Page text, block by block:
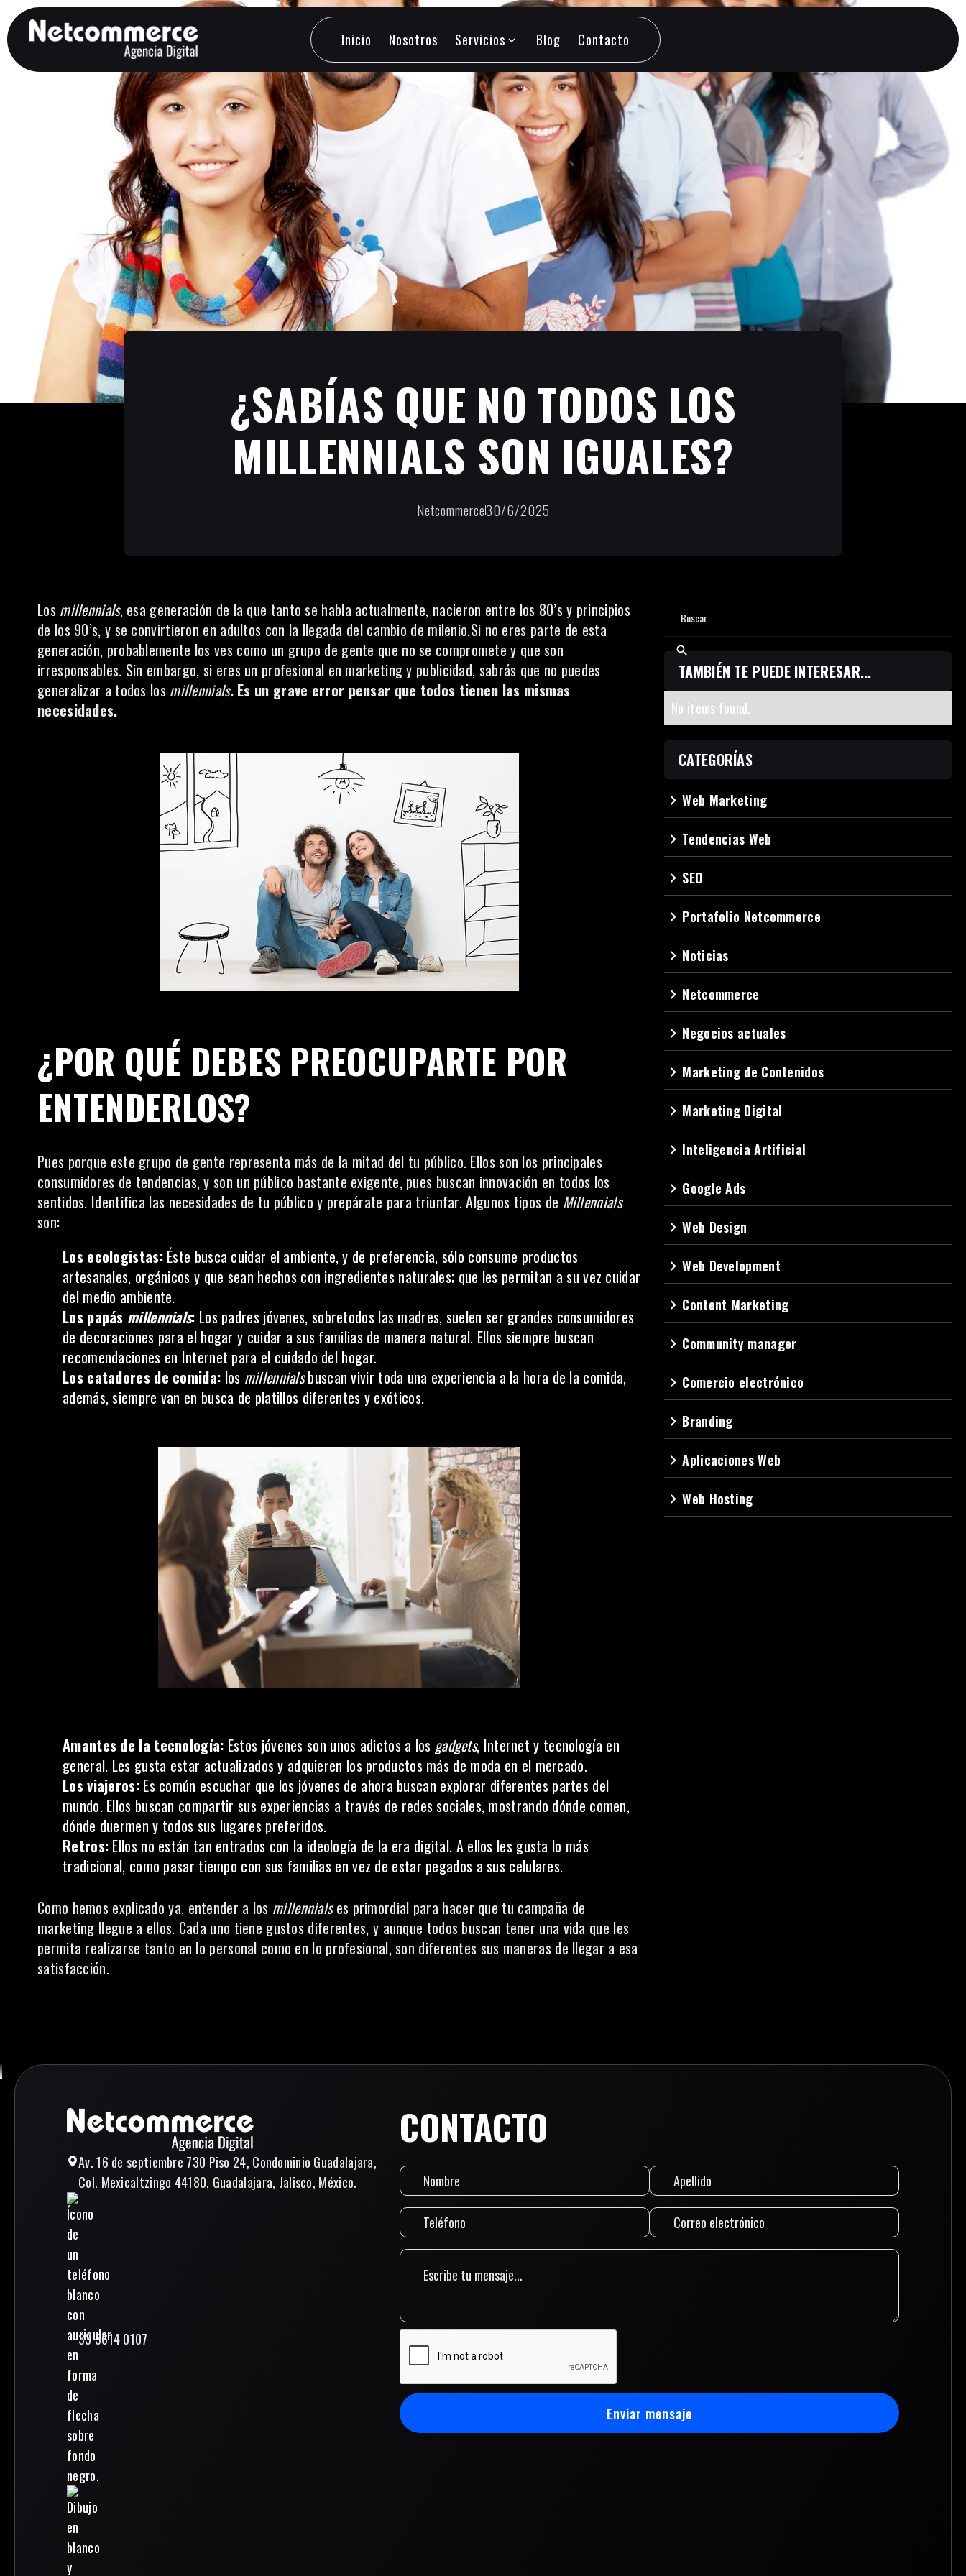
Inicio
Nosotros
Servicios expand_more
Blog
Contacto
¿SABÍAS QUE NO TODOS LOS
MILLENNIALS SON IGUALES?
Netcommerce30/6/2025
Los millennials, esa generación de la que tanto se habla actualmente, nacieron entre los 80’s y principios
de los 90’s, y se convirtieron en adultos con la llegada del cambio de milenio.Si no eres parte de esta
generación, probablemente los ves como un grupo de gente que no se compromete y que son
irresponsables. Sin embargo, si eres un profesional en marketing y publicidad, sabrás que no puedes
generalizar a todos los millennials. Es un grave error pensar que todos tienen las mismas
necesidades.
¿POR QUÉ DEBES PREOCUPARTE POR
ENTENDERLOS?
Pues porque este grupo de gente representa más de la mitad del tu público. Ellos son los principales
consumidores de tendencias, y son un público bastante exigente, pues buscan innovación en todos los
sentidos. Identifica las necesidades de tu público y prepárate para triunfar. Algunos tipos de Millennials
son:
Los ecologistas:Éste busca cuidar el ambiente, y de preferencia, sólo consume productos
artesanales, orgánicos y que sean hechos con ingredientes naturales; que les permitan a su vez cuidar
del medio ambiente.
Los papás millennials: Los padres jóvenes, sobretodos las madres, suelen ser grandes consumidores
de decoraciones para el hogar y cuidar a sus familias de manera natural. Ellos siempre buscan
recomendaciones en Internet para el cuidado del hogar.
Los catadores de comida: los millennialsbuscan vivir toda una experiencia a la hora de la comida,
además, siempre van en busca de platillos diferentes y exóticos.
Amantes de la tecnología: Estos jóvenes son unos adictos a los gadgets, Internet y tecnología en
general. Les gusta estar actualizados y adquieren los productos más de moda en el mercado.
Los viajeros:Es común escuchar que los jóvenes de ahora buscan explorar diferentes partes del
mundo. Ellos buscan compartir sus experiencias a través de redes sociales, mostrando dónde comen,
dónde duermen y todos sus lugares preferidos.
Retros: Ellos no están tan entrados con la ideología de la era digital. A ellos les gusta lo más
tradicional, como pasar tiempo con sus familias en vez de estar pegados a sus celulares.
Como hemos explicado ya, entender a los millennialses primordial para hacer que tu campaña de
marketing llegue a ellos. Cada uno tiene gustos diferentes, y aunque todos buscan tener una vida que les
permita realizarse tanto en lo personal como en lo profesional, son diferentes sus maneras de llegar a esa
satisfacción.
TAMBIÉN TE PUEDE INTERESAR...
No items found.
CATEGORÍAS
navigate_nextWeb Marketing
navigate_next Tendencias Web
navigate_next SEO
navigate_next Portafolio Netcommerce
navigate_next Noticias
navigate_next Netcommerce
navigate_next Negocios actuales
navigate_next Marketing de Contenidos
navigate_next Marketing Digital
navigate_next Inteligencia Artificial
navigate_next Google Ads
navigate_nextWeb Design
navigate_nextWeb Development
navigate_next Content Marketing
navigate_next Community manager
navigate_next Comercio electrónico
navigate_next Branding
navigate_nextAplicaciones Web
navigate_nextWeb Hosting
Av. 16 de septiembre 730 Piso 24, Condominio Guadalajara,
Col. Mexicaltzingo 44180, Guadalajara, Jalisco, México.
33 3614 0107
CONTACTO
Enviar mensaje
Enviar mensaje